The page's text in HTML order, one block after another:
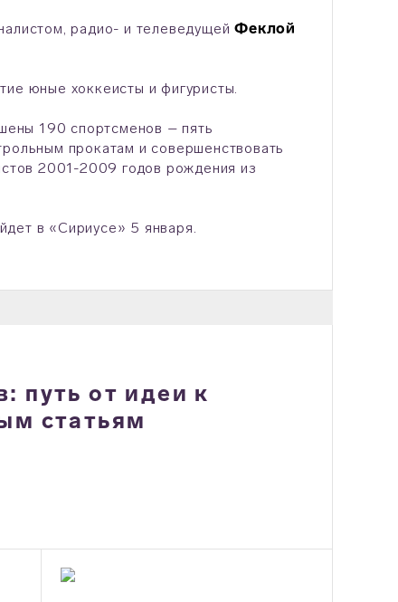
радио- и телеведущейФеклой
юные хоккеисты и фигуристы.
190 спортсменов – пять
прокатам и совершенствовать
2001-2009 годов рождения из
в «Сириусе» 5 января.
путь от идеи к
статьям